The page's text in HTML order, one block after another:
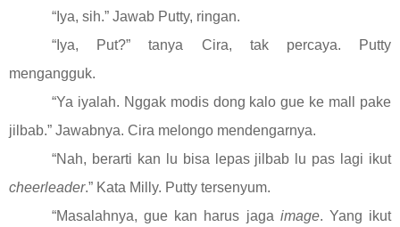
“Iya, sih.” Jawab Putty, ringan.
“Iya, Put?” tanya Cira, tak percaya. Putty
mengangguk.
“Ya iyalah. Nggak modis dong kalo gue ke mall pake
jilbab.” Jawabnya. Cira melongo mendengarnya.
“Nah, berarti kan lu bisa lepas jilbab lu pas lagi ikut
cheerleader.” Kata Milly. Putty tersenyum.
“Masalahnya, gue kan harus jaga image. Yang ikut